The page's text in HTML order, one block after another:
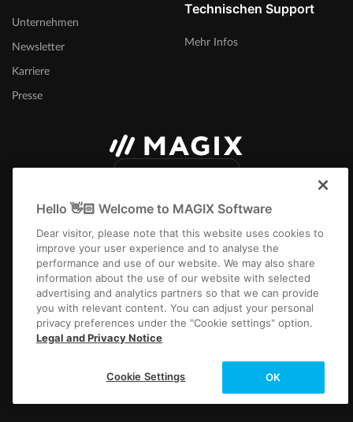
Unternehmen
Newsletter
Karriere
Presse
Technischen Support
Mehr Infos
EULA Zahlung / Versand Widerruf
Copyright © 2003-2026 MAGIX. Die genannten Produktnamen können
Versandkosten
Hello 👋🏻 Welcome to MAGIX Software
Dear visitor, please note that this website uses cookies to
improve your user experience and to analyse the
performance and use of our website. We may also share
information about the use of our website with selected
advertising and analytics partners so that we can provide
you with relevant content. You can adjust your personal
privacy preferences under the "Cookie settings" option.
Legal and Privacy Notice
OK
Cookie Settings